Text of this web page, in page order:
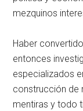
mezquinos
Haber
entonces
especializados
construcción de
mentiras y todo